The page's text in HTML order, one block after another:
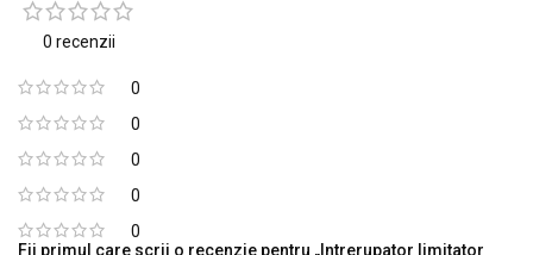
0 recenzii
0
0
0
0
0
Fii primul care scrii o recenzie pentru „Intrerupator limitator